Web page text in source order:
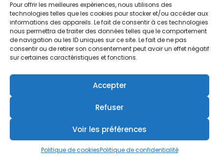
Pour offrir les meilleures expériences, nous utilisons des
technologies telles que les cookies pour stocker et/ou accéder aux
informations des appareils. Le fait de consentir à ces technologies
nous permettra de traiter des données telles que le comportement
de navigation ou les ID uniques sur ce site. Le fait de ne pas
consentir ou de retirer son consentement peut avoir un effet négatif
sur certaines caractéristiques et fonctions.
Accepter
Refuser
Voir les préférences
Politique de cookiesPolitique de confidentialité
SIÈGE SOCIAL
PROXIMITÉ COURTAGE
678 BOULEVARD DES HUNAUDIÈRES
72230 RUAUDIN
TÉLÉPHONE >> AFFICHER LE NUMÉRO <<
EMAIL
contact@proximite-courtage.fr
Formulaire de contact
MENTIONS LÉGALESPOLITIQUE DE CONFIDENTIALITÉ